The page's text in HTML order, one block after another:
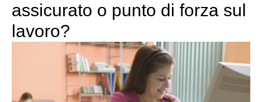
assicurato o punto di forza sul
lavoro?